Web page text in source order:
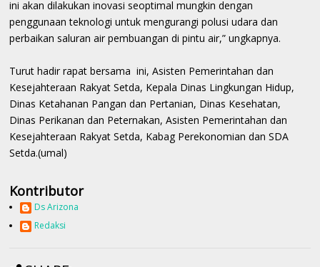
ini akan dilakukan inovasi seoptimal mungkin dengan
penggunaan teknologi untuk mengurangi polusi udara dan
perbaikan saluran air pembuangan di pintu air,” ungkapnya.
Turut hadir rapat bersama ini, Asisten Pemerintahan dan
Kesejahteraan Rakyat Setda, Kepala Dinas Lingkungan Hidup,
Dinas Ketahanan Pangan dan Pertanian, Dinas Kesehatan,
Dinas Perikanan dan Peternakan, Asisten Pemerintahan dan
Kesejahteraan Rakyat Setda, Kabag Perekonomian dan SDA
Setda.(umal)
Kontributor
Ds Arizona
Redaksi